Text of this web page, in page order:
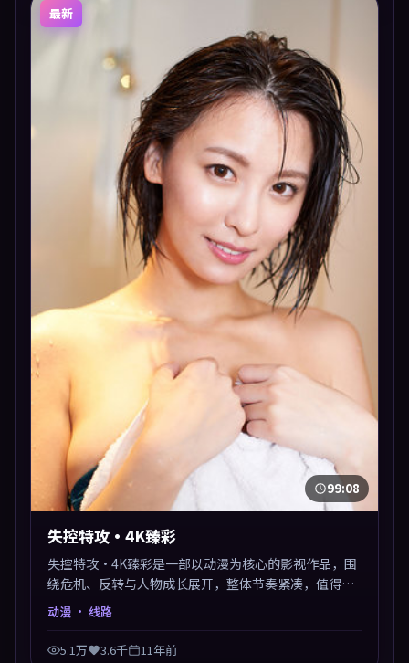
最新
99:08
失控特攻·4K臻彩
失控特攻·4K臻彩是一部以动漫为核心的影视作品，围
绕危机、反转与人物成长展开，整体节奏紧凑，值得推
荐观看。
动漫 · 线路
5.1万 3.6千 11年前